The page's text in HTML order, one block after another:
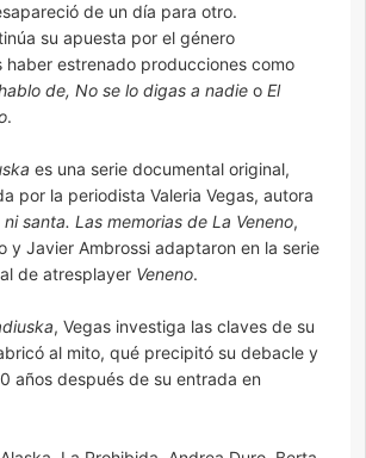
de un día para otro.
su apuesta por el género
haber estrenado producciones como
de, No se lo digas a nadie o El
.
es una serie documental original,
por la periodista Valeria Vegas, autora
santa. Las memorias de La Veneno,
y Javier Ambrossi adaptaron en la serie
de atresplayer Veneno.
, Vegas investiga las claves de su
al mito, qué precipitó su debacle y
años después de su entrada en